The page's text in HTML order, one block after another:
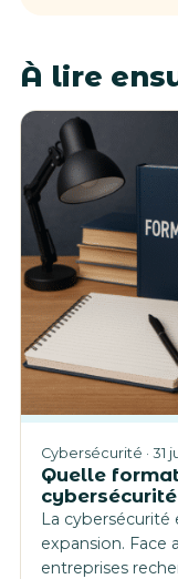
À lire
Cybersécurité · 31
Quelle
cybersécurité
La cybersécurité
expansion. Face
entreprises